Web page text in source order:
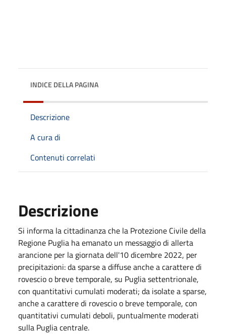
INDICE DELLA PAGINA
Descrizione
A cura di
Contenuti correlati
Descrizione
Si informa la cittadinanza che la Protezione Civile della
Regione Puglia ha emanato un messaggio di allerta
arancione per la giornata dell'10 dicembre 2022, per
precipitazioni: da sparse a diffuse anche a carattere di
rovescio o breve temporale, su Puglia settentrionale,
con quantitativi cumulati moderati; da isolate a sparse,
anche a carattere di rovescio o breve temporale, con
quantitativi cumulati deboli, puntualmente moderati
sulla Puglia centrale.